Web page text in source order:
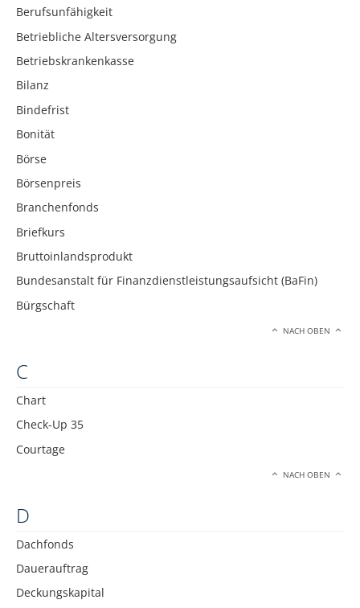
Berufsunfähigkeit
Betriebliche Altersversorgung
Betriebskrankenkasse
Bilanz
Bindefrist
Bonität
Börse
Börsenpreis
Branchenfonds
Briefkurs
Bruttoinlandsprodukt
Bundesanstalt für Finanzdienstleistungsaufsicht (BaFin)
Bürgschaft
NACH OBEN
C
Chart
Check-Up 35
Courtage
NACH OBEN
D
Dachfonds
Dauerauftrag
Deckungskapital